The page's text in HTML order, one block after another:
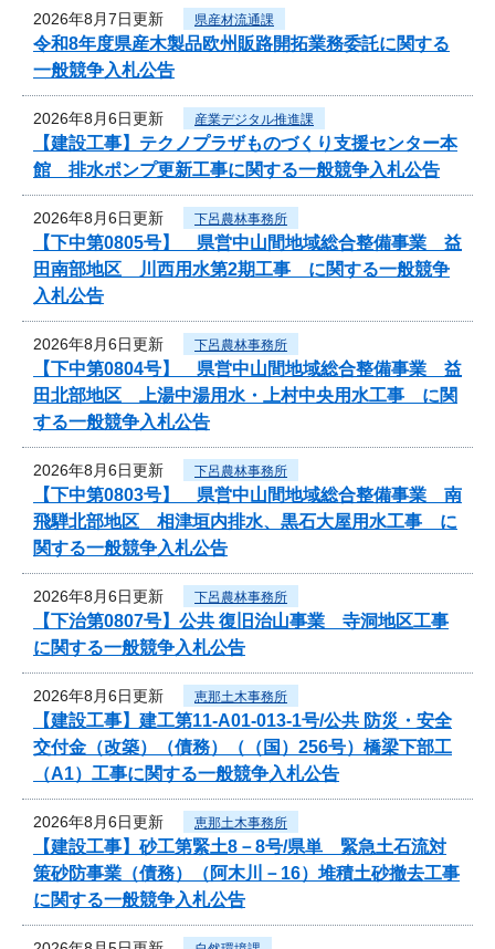
2026年8月7日更新 県産材流通課
令和8年度県産木製品欧州販路開拓業務委託に関する
一般競争入札公告
2026年8月6日更新 産業デジタル推進課
【建設工事】テクノプラザものづくり支援センター本
館 排水ポンプ更新工事に関する一般競争入札公告
2026年8月6日更新 下呂農林事務所
【下中第0805号】 県営中山間地域総合整備事業 益
田南部地区 川西用水第2期工事 に関する一般競争
入札公告
2026年8月6日更新 下呂農林事務所
【下中第0804号】 県営中山間地域総合整備事業 益
田北部地区 上湯中湯用水・上村中央用水工事 に関
する一般競争入札公告
2026年8月6日更新 下呂農林事務所
【下中第0803号】 県営中山間地域総合整備事業 南
飛騨北部地区 相津垣内排水、黒石大屋用水工事 に
関する一般競争入札公告
2026年8月6日更新 下呂農林事務所
【下治第0807号】公共 復旧治山事業 寺洞地区工事
に関する一般競争入札公告
2026年8月6日更新 恵那土木事務所
【建設工事】建工第11-A01-013-1号/公共 防災・安全
交付金（改築）（債務）（（国）256号）橋梁下部工
（A1）工事に関する一般競争入札公告
2026年8月6日更新 恵那土木事務所
【建設工事】砂工第緊土8－8号/県単 緊急土石流対
策砂防事業（債務）（阿木川－16）堆積土砂撤去工事
に関する一般競争入札公告